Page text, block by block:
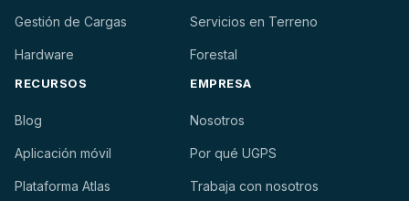
Gestión de Cargas
Hardware
Servicios en Terreno
Forestal
RECURSOS
Blog
Aplicación móvil
Plataforma Atlas
EMPRESA
Nosotros
Por qué UGPS
Trabaja con nosotros